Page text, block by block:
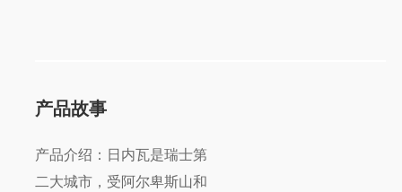
产品故事
产品介绍：日内瓦是瑞士第
二大城市，受阿尔卑斯山和